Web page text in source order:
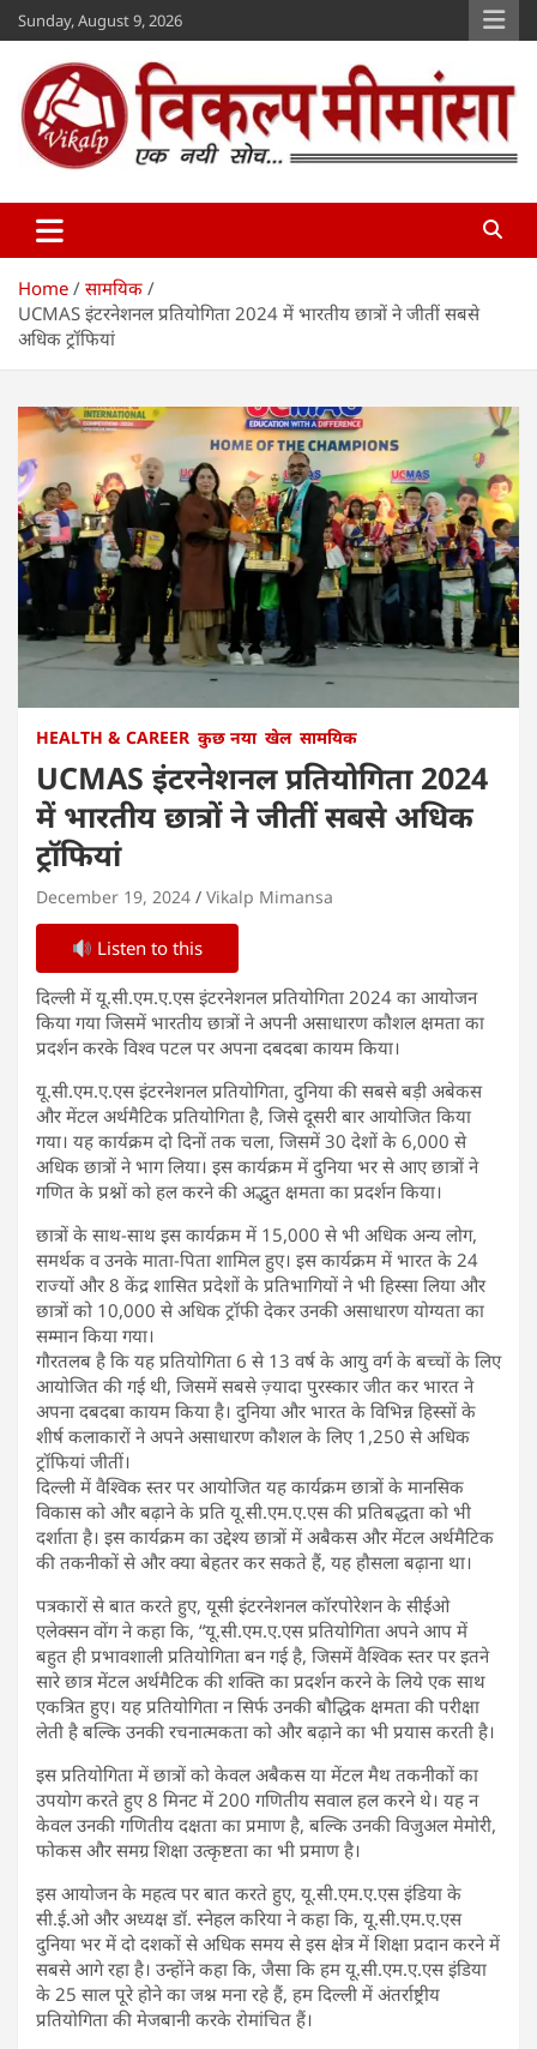
Skip
to
content
Sunday, August 9, 2026
Vikalp Mimansa
Home
सामयिक
UCMAS इंटरनेशनल प्रतियोगिता 2024 में भारतीय छात्रों ने जीतीं सबसे
अधिक ट्रॉफियां
HEALTH & CAREER कुछ नया खेल सामयिक
UCMAS इंटरनेशनल प्रतियोगिता 2024
में भारतीय छात्रों ने जीतीं सबसे अधिक
ट्रॉफियां
December 19, 2024 Vikalp Mimansa
Listen to this
दिल्ली में यू.सी.एम.ए.एस इंटरनेशनल प्रतियोगिता 2024 का आयोजन
किया गया जिसमें भारतीय छात्रों ने अपनी असाधारण कौशल क्षमता का
प्रदर्शन करके विश्व पटल पर अपना दबदबा कायम किया।
यू.सी.एम.ए.एस इंटरनेशनल प्रतियोगिता, दुनिया की सबसे बड़ी अबेकस
और मेंटल अर्थमैटिक प्रतियोगिता है, जिसे दूसरी बार आयोजित किया
गया। यह कार्यक्रम दो दिनों तक चला, जिसमें 30 देशों के 6,000 से
अधिक छात्रों ने भाग लिया। इस कार्यक्रम में दुनिया भर से आए छात्रों ने
गणित के प्रश्नों को हल करने की अद्भुत क्षमता का प्रदर्शन किया।
छात्रों के साथ-साथ इस कार्यक्रम में 15,000 से भी अधिक अन्य लोग,
समर्थक व उनके माता-पिता शामिल हुए। इस कार्यक्रम में भारत के 24
राज्यों और 8 केंद्र शासित प्रदेशों के प्रतिभागियों ने भी हिस्सा लिया और
छात्रों को 10,000 से अधिक ट्रॉफी देकर उनकी असाधारण योग्यता का
सम्मान किया गया।
‌गौरतलब है कि यह प्रतियोगिता 6 से 13 वर्ष के आयु वर्ग के बच्चों के लिए
आयोजित की गई थी, जिसमें सबसे ज़्यादा पुरस्कार जीत कर भारत ने
अपना दबदबा कायम किया है। दुनिया और भारत के विभिन्न हिस्सों के
शीर्ष कलाकारों ने अपने असाधारण कौशल के लिए 1,250 से अधिक
ट्रॉफियां जीतीं।
दिल्ली में वैश्विक स्तर पर आयोजित यह कार्यक्रम छात्रों के मानसिक
विकास को और बढ़ाने के प्रति यू.सी.एम.ए.एस की प्रतिबद्धता को भी
दर्शाता है। इस कार्यक्रम का उद्देश्य छात्रों में अबैकस और मेंटल अर्थमैटिक
की तकनीकों से और क्या बेहतर कर सकते हैं, यह हौसला बढ़ाना था।
पत्रकारों से बात करते हुए, यूसी इंटरनेशनल कॉरपोरेशन के सीईओ
एलेक्सन वोंग ने कहा कि, “यू.सी.एम.ए.एस प्रतियोगिता अपने आप में
बहुत ही प्रभावशाली प्रतियोगिता बन गई है, जिसमें वैश्विक स्तर पर इतने
सारे छात्र मेंटल अर्थमैटिक की शक्ति का प्रदर्शन करने के लिये एक साथ
एकत्रित हुए। यह प्रतियोगिता न सिर्फ उनकी बौद्धिक क्षमता की परीक्षा
लेती है बल्कि उनकी रचनात्मकता को और बढ़ाने का भी प्रयास करती है।
इस प्रतियोगिता में छात्रों को केवल अबैकस या मेंटल मैथ तकनीकों का
उपयोग करते हुए 8 मिनट में 200 गणितीय सवाल हल करने थे। यह न
केवल उनकी गणितीय दक्षता का प्रमाण है, बल्कि उनकी विजुअल मेमोरी,
फोकस और समग्र शिक्षा उत्कृष्टता का भी प्रमाण है।
इस आयोजन के महत्व पर बात करते हुए, यू.सी.एम.ए.एस इंडिया के
सी.ई.ओ और अध्यक्ष डॉ. स्नेहल करिया ने कहा कि, यू.सी.एम.ए.एस
दुनिया भर में दो दशकों से अधिक समय से इस क्षेत्र में शिक्षा प्रदान करने में
सबसे आगे रहा है। उन्होंने कहा कि, जैसा कि हम यू.सी.एम.ए.एस इंडिया
के 25 साल पूरे होने का जश्न मना रहे हैं, हम दिल्ली में अंतर्राष्ट्रीय
प्रतियोगिता की मेजबानी करके रोमांचित हैं।